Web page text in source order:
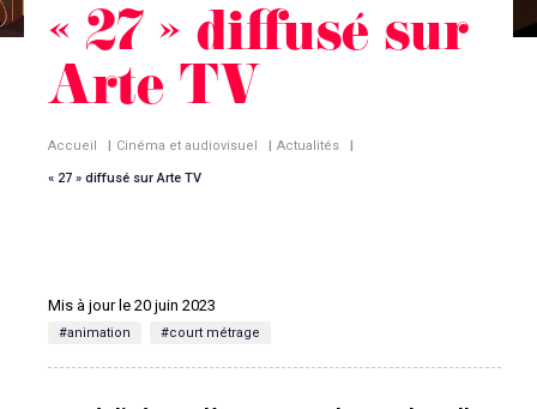
« 27 » diffusé sur
Arte TV
Accueil | Cinéma et audiovisuel | Actualités |
« 27 » diffusé sur Arte TV
Mis à jour le 20 juin 2023
#animation #court métrage